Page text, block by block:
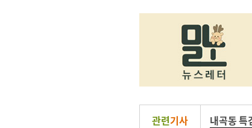
관련기사 내곡동 특